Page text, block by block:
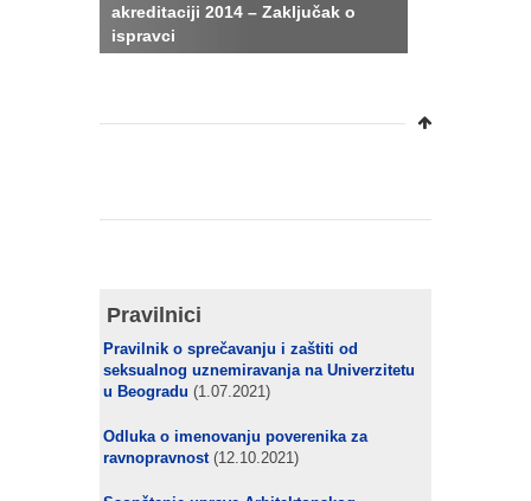
akreditaciji 2014 – Zaključak o
ispravci
Pravilnici
Pravilnik o sprečavanju i zaštiti od
seksualnog uznemiravanja na Univerzitetu
u Beogradu (1.07.2021)
Odluka o imenovanju poverenika za
ravnopravnost (12.10.2021)